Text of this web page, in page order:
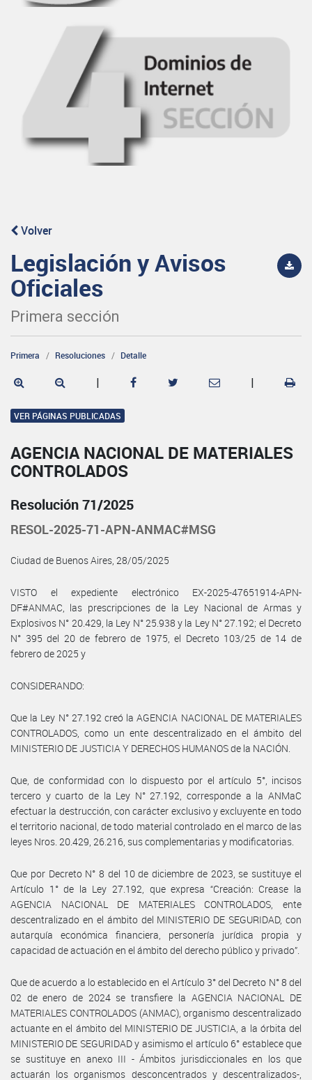
Volver
Legislación y Avisos
Oficiales
Primera sección
Primera Resoluciones Detalle
| |
VER PÁGINAS PUBLICADAS
AGENCIA NACIONAL DE MATERIALES
CONTROLADOS
Resolución 71/2025
RESOL-2025-71-APN-ANMAC#MSG
Ciudad de Buenos Aires, 28/05/2025
VISTO el expediente electrónico EX-2025-47651914-APN-
DF#ANMAC, las prescripciones de la Ley Nacional de Armas y
Explosivos N° 20.429, la Ley N° 25.938 y la Ley N° 27.192; el Decreto
N° 395 del 20 de febrero de 1975, el Decreto 103/25 de 14 de
febrero de 2025 y
CONSIDERANDO:
Que la Ley N° 27.192 creó la AGENCIA NACIONAL DE MATERIALES
CONTROLADOS, como un ente descentralizado en el ámbito del
MINISTERIO DE JUSTICIA Y DERECHOS HUMANOS de la NACIÓN.
Que, de conformidad con lo dispuesto por el artículo 5°, incisos
tercero y cuarto de la Ley N° 27.192, corresponde a la ANMaC
efectuar la destrucción, con carácter exclusivo y excluyente en todo
el territorio nacional, de todo material controlado en el marco de las
leyes Nros. 20.429, 26.216, sus complementarias y modificatorias.
Que por Decreto N° 8 del 10 de diciembre de 2023, se sustituye el
Artículo 1° de la Ley 27.192, que expresa “Creación: Crease la
AGENCIA NACIONAL DE MATERIALES CONTROLADOS, ente
descentralizado en el ámbito del MINISTERIO DE SEGURIDAD, con
autarquía económica financiera, personería jurídica propia y
capacidad de actuación en el ámbito del derecho público y privado”.
Que de acuerdo a lo establecido en el Artículo 3° del Decreto N° 8 del
02 de enero de 2024 se transfiere la AGENCIA NACIONAL DE
MATERIALES CONTROLADOS (ANMAC), organismo descentralizado
actuante en el ámbito del MINISTERIO DE JUSTICIA, a la órbita del
MINISTERIO DE SEGURIDAD y asimismo el artículo 6° establece que
se sustituye en anexo III - Ámbitos jurisdiccionales en los que
actuarán los organismos desconcentrados y descentralizados-,